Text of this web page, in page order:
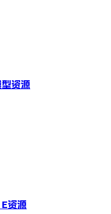
型资源
E资源